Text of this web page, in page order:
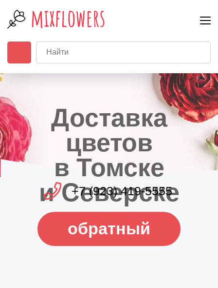
в Томске
и Северске
+7 (923) 419-5555
Заказать
обратный
звонок